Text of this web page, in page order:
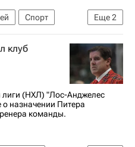
Еще2
Спорт
(НХЛ)
клуб
лиги (НХЛ) "Лос-Анджелес
о назначении Питера
команды.